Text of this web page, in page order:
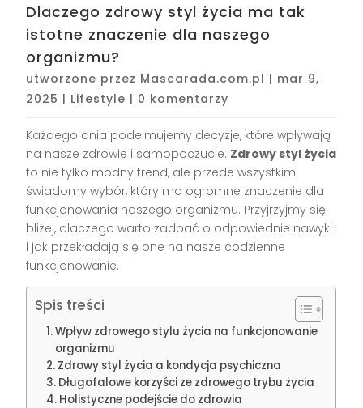
Dlaczego zdrowy styl życia ma tak
istotne znaczenie dla naszego
organizmu?
utworzone przez Mascarada.com.pl | mar 9,
2025 | Lifestyle | 0 komentarzy
Każdego dnia podejmujemy decyzje, które wpływają
na nasze zdrowie i samopoczucie. Zdrowy styl życia
to nie tylko modny trend, ale przede wszystkim
świadomy wybór, który ma ogromne znaczenie dla
funkcjonowania naszego organizmu. Przyjrzyjmy się
bliżej, dlaczego warto zadbać o odpowiednie nawyki
i jak przekładają się one na nasze codzienne
funkcjonowanie.
Spis treści
Wpływ zdrowego stylu życia na funkcjonowanie
organizmu
Zdrowy styl życia a kondycja psychiczna
Długofalowe korzyści ze zdrowego trybu życia
Holistyczne podejście do zdrowia